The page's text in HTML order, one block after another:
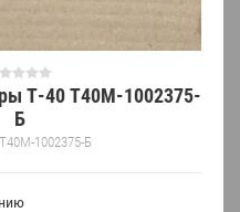
Т-40 Т40М-1002375-
Б
Т40М-1002375-Б